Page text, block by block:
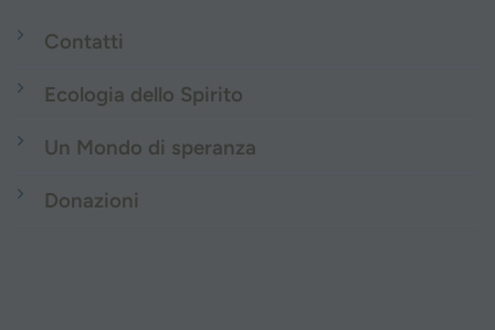
Contatti
Ecologia dello Spirito
Un Mondo di speranza
Donazioni